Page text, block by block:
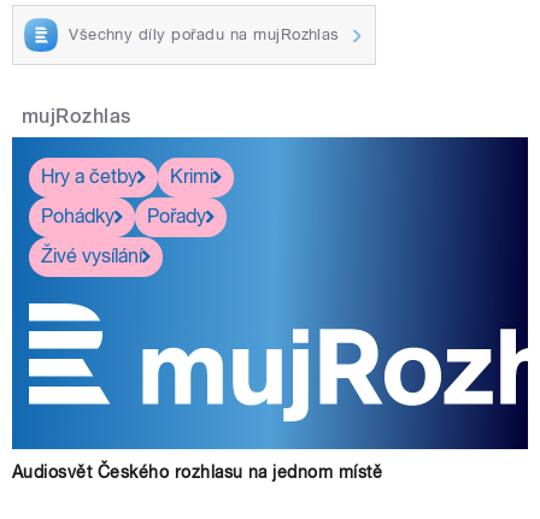
Všechny díly pořadu na mujRozhlas
mujRozhlas
Hry a četby
Krimi
Pohádky
Pořady
Živé vysílání
Audiosvět Českého rozhlasu na jednom místě